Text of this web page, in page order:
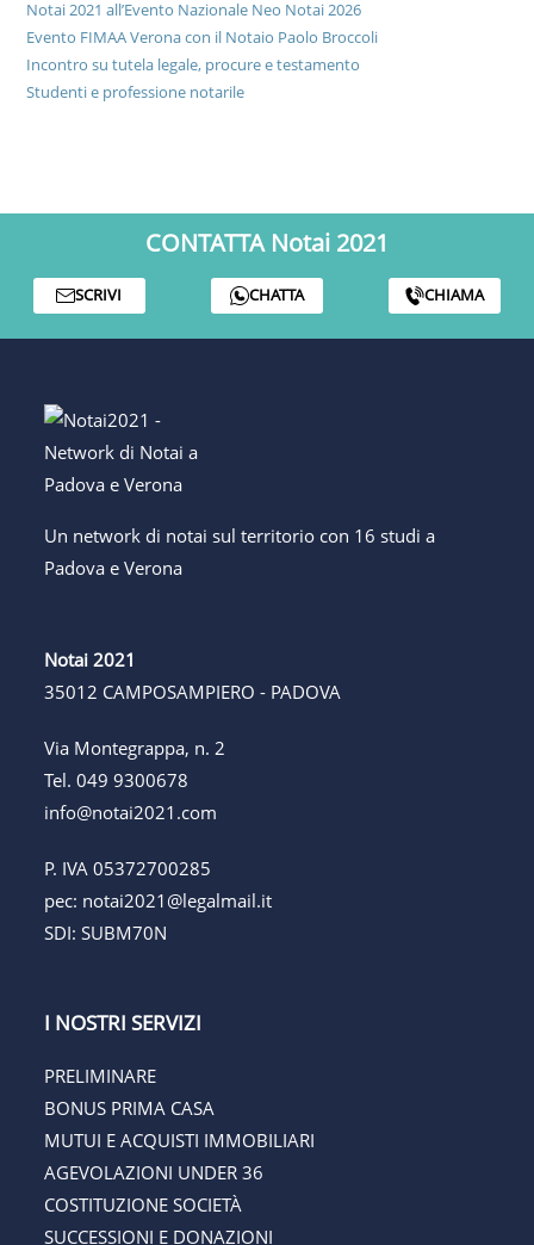
Notai 2021 all’Evento Nazionale Neo Notai 2026
Evento FIMAA Verona con il Notaio Paolo Broccoli
Incontro su tutela legale, procure e testamento
Studenti e professione notarile
CONTATTA Notai 2021
SCRIVI CHATTA CHIAMA
Un network di notai sul territorio con 16 studi a
Padova e Verona
Notai 2021
35012 CAMPOSAMPIERO - PADOVA
Via Montegrappa, n. 2
Tel.049 9300678
info@notai2021.com
P. IVA 05372700285
pec: notai2021@legalmail.it
SDI: SUBM70N
I NOSTRI SERVIZI
PRELIMINARE
BONUS PRIMA CASA
MUTUI E ACQUISTI IMMOBILIARI
AGEVOLAZIONI UNDER 36
COSTITUZIONE SOCIETÀ
SUCCESSIONI E DONAZIONI